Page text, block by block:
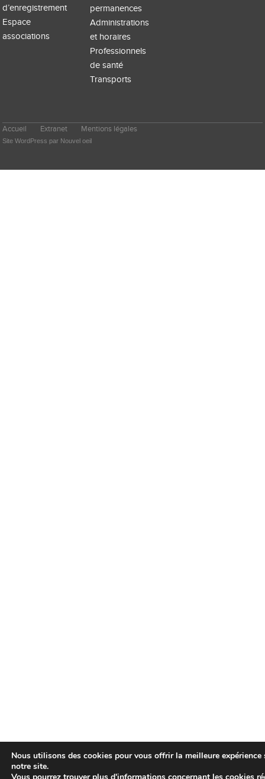
d’enregistrement
Espace
associations
permanences
Administrations
et horaires
Professionnels
de santé
Transports
Accueil Extranet Mentions légales
Site WordPress par Nouvel oeil
Nous utilisons des cookies pour vous offrir la meilleure expérience
notre site.